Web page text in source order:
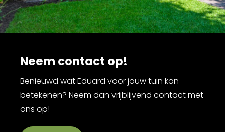
Neem contact op!
Benieuwd wat Eduard voor jouw tuin kan
betekenen? Neem dan vrijblijvend contact met
ons op!